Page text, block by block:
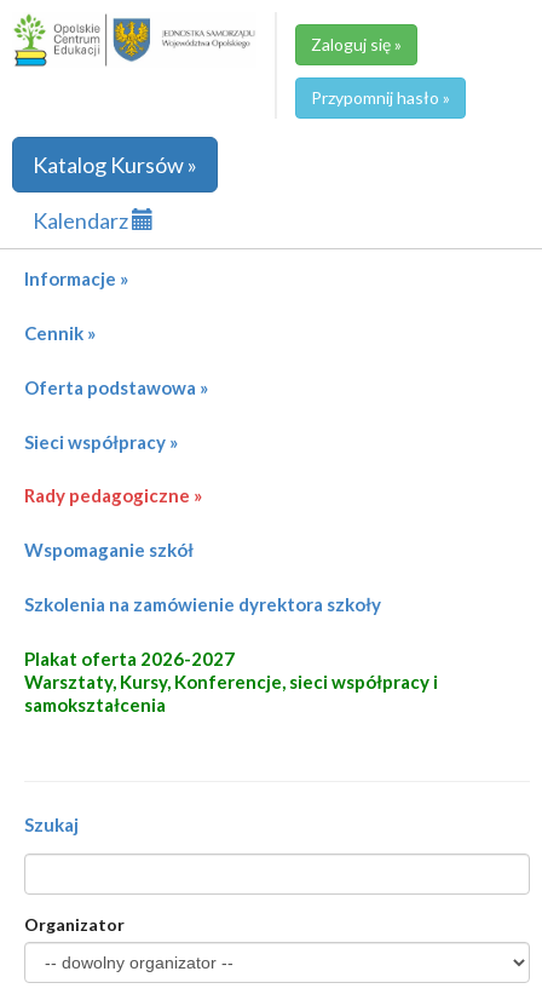
Zaloguj się »
Przypomnij hasło »
Katalog Kursów »
Kalendarz
Informacje »
Cennik »
Oferta podstawowa »
Sieci współpracy »
Rady pedagogiczne »
Wspomaganie szkół
Szkolenia na zamówienie dyrektora szkoły
Plakat oferta 2026-2027
Warsztaty, Kursy, Konferencje, sieci współpracy i
samokształcenia
Szukaj
Organizator